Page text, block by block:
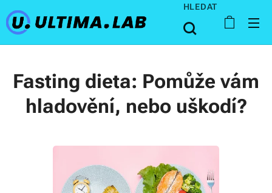
HLEDAT
Fasting dieta: Pomůže vám
hladovění, nebo uškodí?